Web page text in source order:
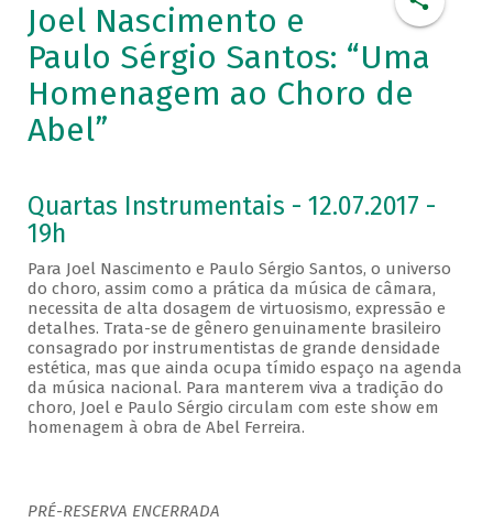
Joel Nascimento e
Paulo Sérgio Santos: “Uma
Homenagem ao Choro de
Abel”
Quartas Instrumentais - 12.07.2017 -
19h
Para Joel Nascimento e Paulo Sérgio Santos, o universo
do choro, assim como a prática da música de câmara,
necessita de alta dosagem de virtuosismo, expressão e
detalhes. Trata-se de gênero genuinamente brasileiro
consagrado por instrumentistas de grande densidade
estética, mas que ainda ocupa tímido espaço na agenda
da música nacional. Para manterem viva a tradição do
choro, Joel e Paulo Sérgio circulam com este show em
homenagem à obra de Abel Ferreira.
PRÉ-RESERVA ENCERRADA